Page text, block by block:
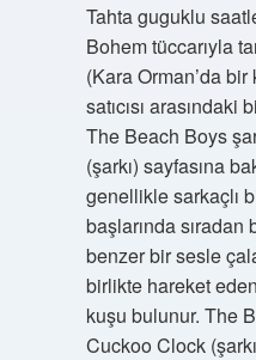
Tahta guguklu
Bohem tüccarıyla
(Kara Orman’da
satıcısı arasındaki
The Beach Boys
(şarkı) sayfasına
genellikle sarkaçlı
başlarında
benzer bir sesle
birlikte hareket
kuşu bulunur. The
Cuckoo Clock